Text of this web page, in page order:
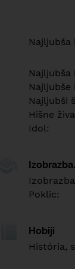
Najljubša
Najljubša
Najljubše
Najljubši
Hišne
Idol:
Poklic:
Hobiji
História,